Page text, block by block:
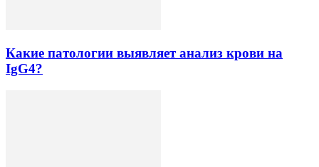
Какие патологии выявляет анализ крови на
IgG4?